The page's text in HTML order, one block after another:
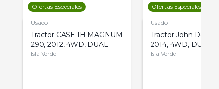
Ofertas Especiales
Usado
Tractor CASE IH MAGNUM
290, 2012, 4WD, DUAL
Isla Verde
Ofertas Especiales
Usado
Tractor John Deere
2014, 4WD, DUAL
Isla Verde